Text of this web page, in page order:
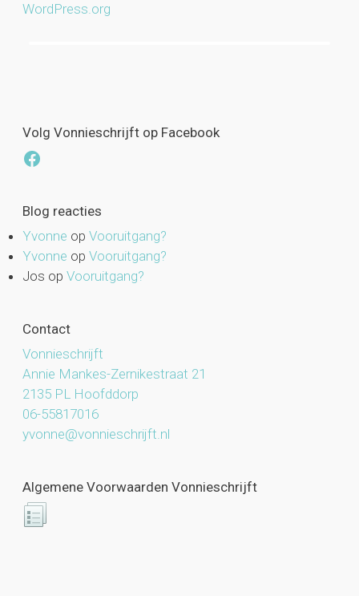
WordPress.org
Volg Vonnieschrijft op Facebook
Facebook
Blog reacties
Yvonne op Vooruitgang?
Yvonne op Vooruitgang?
Jos op Vooruitgang?
Contact
Vonnieschrijft
Annie Mankes-Zernikestraat 21
2135 PL Hoofddorp
06-55817016
yvonne@vonnieschrijft.nl
Algemene Voorwaarden Vonnieschrijft